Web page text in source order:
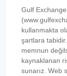
Gulf
kullanmakta
şartlara
memnun
kaynaklanan
sunarız. Web